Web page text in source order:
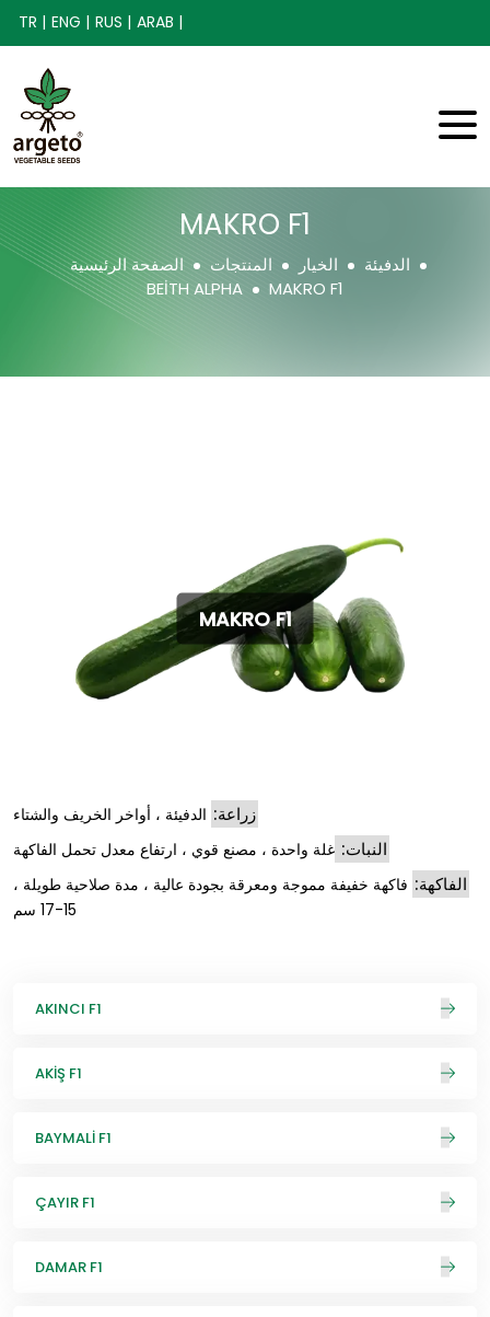
TR | ENG | RUS | ARAB |
MAKRO F1
الصفحة الرئيسية المنتجات الخيار
الدفيئة
BEİTH ALPHA
MAKRO F1
MAKRO F1
زراعة: الدفيئة ، أواخر الخريف والشتاء
النبات: غلة واحدة ، مصنع قوي ، ارتفاع معدل تحمل الفاكهة
الفاكهة: فاكهة خفيفة مموجة ومعرقة بجودة عالية ، مدة صلاحية طويلة ،
15-17 سم
AKINCI F1
AKİŞ F1
BAYMALİ F1
ÇAYIR F1
DAMAR F1